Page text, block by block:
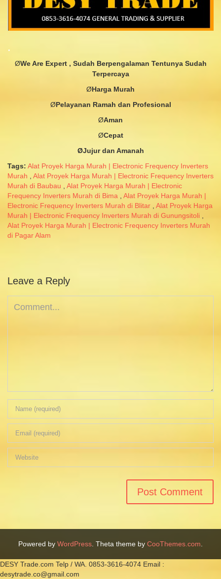
.
ØWe Are Expert , Sudah Berpengalaman Tentunya Sudah
Terpercaya
ØHarga Murah
ØPelayanan Ramah dan Profesional
ØAman
ØCepat
ØJujurdan Amanah
Tags: Alat Proyek Harga Murah | Electronic Frequency Inverters
Murah , Alat Proyek Harga Murah | Electronic Frequency Inverters
Murah di Baubau , Alat Proyek Harga Murah | Electronic
Frequency Inverters Murah di Bima , Alat Proyek Harga Murah |
Electronic Frequency Inverters Murah di Blitar , Alat Proyek Harga
Murah | Electronic Frequency Inverters Murah di Gunungsitoli ,
Alat Proyek Harga Murah | Electronic Frequency Inverters Murah
di Pagar Alam
Leave a Reply
Powered by WordPress. Theta theme by CooThemes.com.
DESY Trade.com Telp / WA. 0853-3616-4074 Email :
desytrade.co@gmail.com